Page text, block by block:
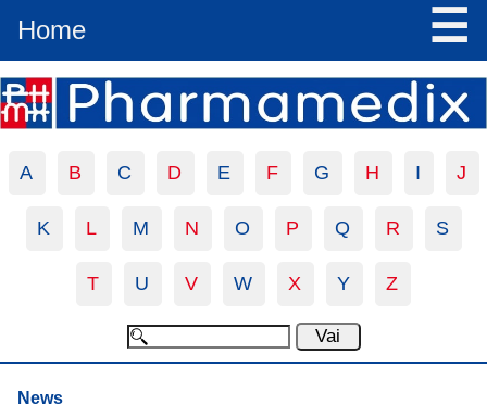
Home ☰
A B C D E F G H I J
K L M N O P Q R S
T U V W X Y Z
News